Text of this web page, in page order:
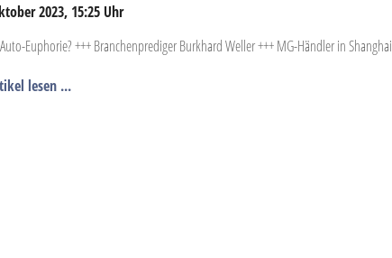
2023, 15:25 Uhr
Euphorie? +++ Branchenprediger Burkhard Weller +++ MG-Händler in Shanghai
lesen ...